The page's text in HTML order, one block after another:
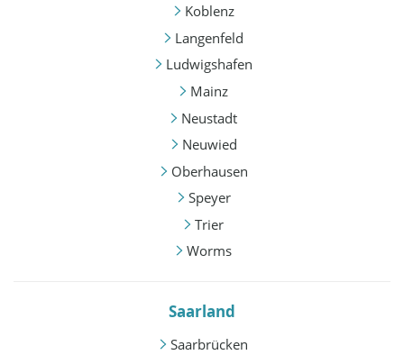
Koblenz
Langenfeld
Ludwigshafen
Mainz
Neustadt
Neuwied
Oberhausen
Speyer
Trier
Worms
Saarland
Saarbrücken